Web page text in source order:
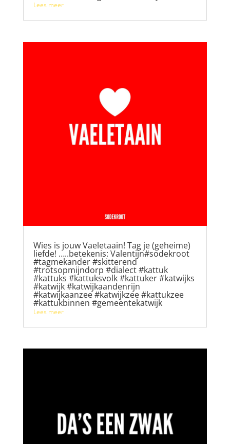
Lees meer
Wies is jouw Vaeletaain! Tag je (geheime)
liefde! …..betekenis: Valentijn#sodekroot
#tagmekander #skitterend
#trotsopmijndorp #dialect #kattuk
#kattuks #kattuksvolk #kattuker #katwijks
#katwijk #katwijkaandenrijn
#katwijkaanzee #katwijkzee #kattukzee
#kattukbinnen #gemeentekatwijk
Lees meer